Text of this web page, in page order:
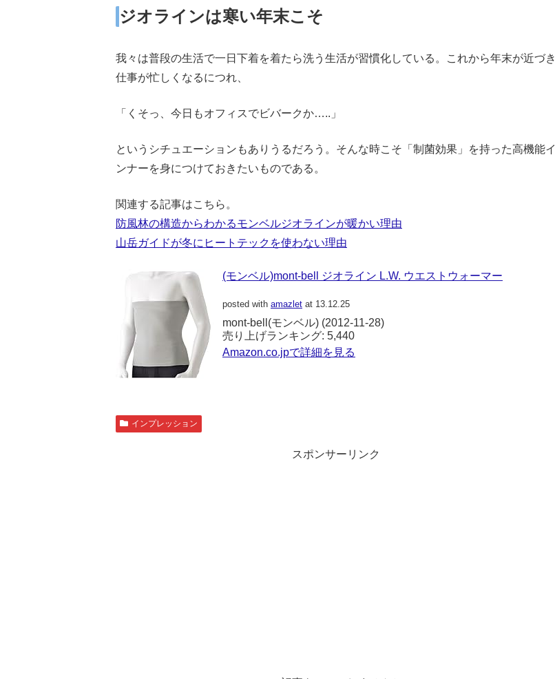
ジオラインは寒い年末こそ
我々は普段の生活で一日下着を着たら洗う生活が習慣化している。これから年末が近づき
仕事が忙しくなるにつれ、
「くそっ、今日もオフィスでビバークか…..」
というシチュエーションもありうるだろう。そんな時こそ「制菌効果」を持った高機能イ
ンナーを身につけておきたいものである。
関連する記事はこちら。
防風林の構造からわかるモンベルジオラインが暖かい理由
山岳ガイドが冬にヒートテックを使わない理由
(モンベル)mont-bell ジオライン L.W. ウエストウォーマー
posted with amazlet at 13.12.25
mont-bell(モンベル) (2012-11-28)
売り上げランキング: 5,440
Amazon.co.jpで詳細を見る
インプレッション
スポンサーリンク